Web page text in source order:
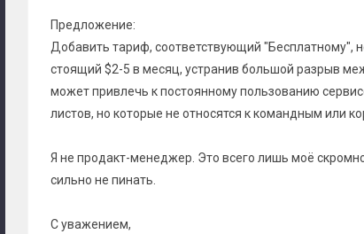
Предложение:
Добавить тариф, соответствующий "Бесплатному",
стоящий $2-5 в месяц, устранив большой разрыв
может привлечь к постоянному пользованию
листов, но которые не относятся к командным или
Я не продакт-менеджер. Это всего лишь моё
сильно не пинать.
С уважением,